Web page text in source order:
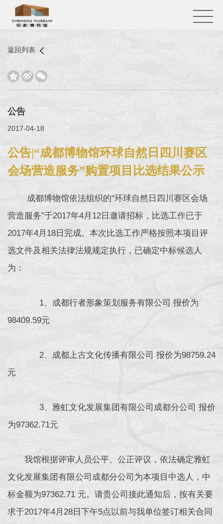
返回列表
  
公告
2017-04-18
公告|“成都博物馆环球自然日四川赛区
会场营造服务”购置项目比选结果公示
成都博物馆依法组织的“环球自然日四川赛区会场
营造服务”于2017年4月12日邀请招标，比选工作已于
2017年4月18日完成。本次比选工作严格按照本项目评
选文件及相关法律法规规定执行，已确定中标候选人
为：
1、成都行者形象策划服务有限公司 报价为
98409.59元
2、成都上古文化传播有限公司 报价为98759.24
元
3、雅虹文化发展集团有限公司成都分公司 报价
为97362.71元
我馆根据评审人员公平、公正评议，依法确定雅虹
文化发展集团有限公司成都分公司为本项目中选人，中
标金额为97362.71 元。请贵公司接此通知后，按有关要
求于2017年4月28日下午5点以前与我单位签订相关合同